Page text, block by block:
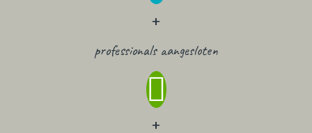
+
professionals aangesloten
+